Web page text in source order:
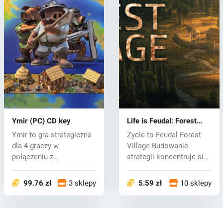
Ymir (PC) CD key
Ymir to gra strategiczna
dla 4 graczy w
połączeniu z
gdz...99.76 zł 3 sklepy
Life is Feudal: Forest
Village (PC) CD key
Życie to Feudal Forest
Village Budowanie
strategii koncentruje się
5.59 zł 10 sklepy